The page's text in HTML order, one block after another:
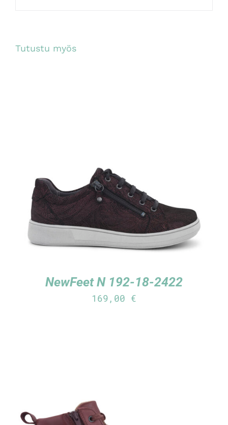
Tutustu myös
NewFeet N 192-18-2422
169,00 €